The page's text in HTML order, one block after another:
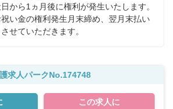
から1ヵ月後に権利が発生いたします。
祝い金の権利発生月末締め、翌月末払い
せていただきます。
求人パークNo.174748
この求人に